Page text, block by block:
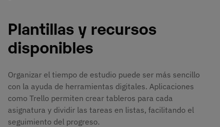
Plantillas y recursos
disponibles
Organizar el tiempo de estudio puede ser más sencillo
con la ayuda de herramientas digitales. Aplicaciones
como Trello permiten crear tableros para cada
asignatura y dividir las tareas en listas, facilitando el
seguimiento del progreso.